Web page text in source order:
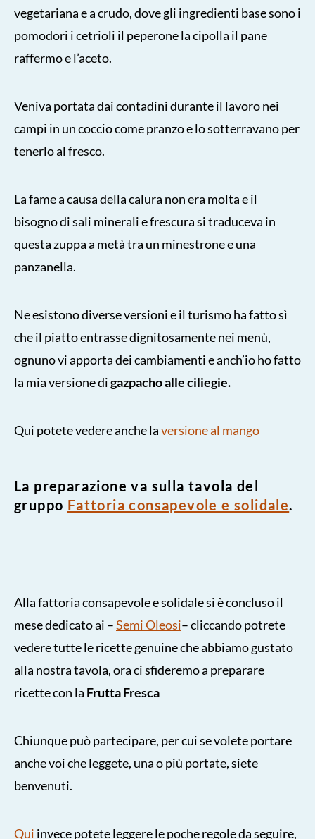
vegetariana e a crudo, dove gli ingredienti base sono i
pomodori i cetrioli il peperone la cipolla il pane
raffermo e l’aceto.
Veniva portata dai contadini durante il lavoro nei
campi in un coccio come pranzo e lo sotterravano per
tenerlo al fresco.
La fame a causa della calura non era molta e il
bisogno di sali minerali e frescura si traduceva in
questa zuppa a metà tra un minestrone e una
panzanella.
Ne esistono diverse versioni e il turismo ha fatto sì
che il piatto entrasse dignitosamente nei menù,
ognuno vi apporta dei cambiamenti e anch’io ho fatto
la mia versione digazpacho alle ciliegie.
Qui potete vedere anche laversione al mango
La preparazione va sulla tavola del
gruppo Fattoria consapevole e solidale.
Alla fattoria consapevole e solidale si è concluso il
mese dedicato ai –Semi Oleosi– cliccando potrete
vedere tutte le ricette genuine che abbiamo gustato
alla nostra tavola, ora ci sfideremo a preparare
ricette con la Frutta Fresca
Chiunque può partecipare, per cui se volete portare
anche voi che leggete, una o più portate, siete
benvenuti.
Qui invece potete leggere le poche regole da seguire,